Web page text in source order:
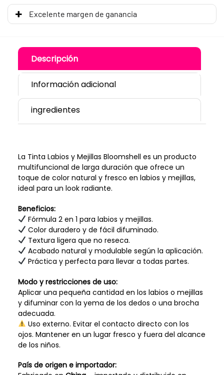
Excelente margen de ganancia
Descripción
Información adicional
ingredientes
La Tinta Labios y Mejillas Bloomshell es un producto
multifuncional de larga duración que ofrece un
toque de color natural y fresco en labios y mejillas,
ideal para un look radiante.
Beneficios:
Fórmula 2 en 1 para labios y mejillas.
Color duradero y de fácil difuminado.
Textura ligera que no reseca.
Acabado natural y modulable según la aplicación.
Práctica y perfecta para llevar a todas partes.
Modo y restricciones de uso:
Aplicar una pequeña cantidad en los labios o mejillas
y difuminar con la yema de los dedos o una brocha
adecuada.
Uso externo. Evitar el contacto directo con los
ojos. Mantener en un lugar fresco y fuera del alcance
de los niños.
País de origen e importador: